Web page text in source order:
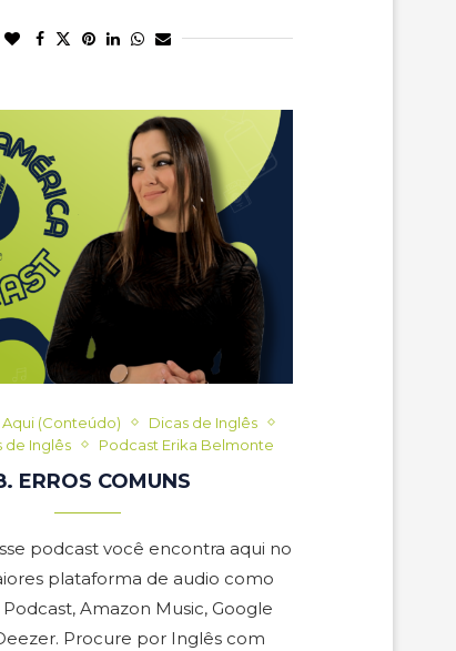
(Conteúdo)
Dicas de Inglês
de Inglês
Podcast Erika Belmonte
ERROS COMUNS
podcast você encontra aqui no
plataforma de audio como
Amazon Music, Google
Procure por Inglês com